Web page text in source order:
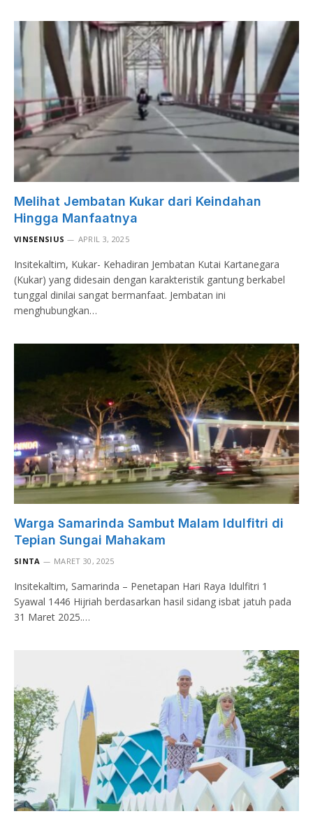
Melihat Jembatan Kukar dari Keindahan
Hingga Manfaatnya
VINSENSIUS APRIL 3, 2025
Insitekaltim, Kukar- Kehadiran Jembatan Kutai Kartanegara
(Kukar) yang didesain dengan karakteristik gantung berkabel
tunggal dinilai sangat bermanfaat. Jembatan ini
menghubungkan…
Warga Samarinda Sambut Malam Idulfitri di
Tepian Sungai Mahakam
SINTA MARET 30, 2025
Insitekaltim, Samarinda – Penetapan Hari Raya Idulfitri 1
Syawal 1446 Hijriah berdasarkan hasil sidang isbat jatuh pada
31 Maret 2025.…